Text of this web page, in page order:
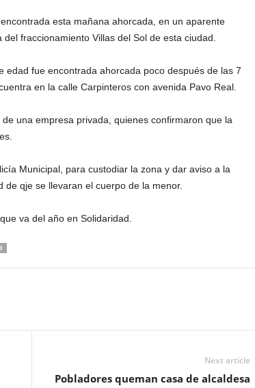
esta mañana ahorcada, en un aparente
fraccionamiento Villas del Sol de esta ciudad.
edad fue encontrada ahorcada poco después de las 7
en la calle Carpinteros con avenida Pavo Real.
una empresa privada, quienes confirmaron que la
Municipal, para custodiar la zona y dar aviso a la
qje se llevaran el cuerpo de la menor.
va del año en Solidaridad.
Next article
Pobladores queman casa de alcaldesa